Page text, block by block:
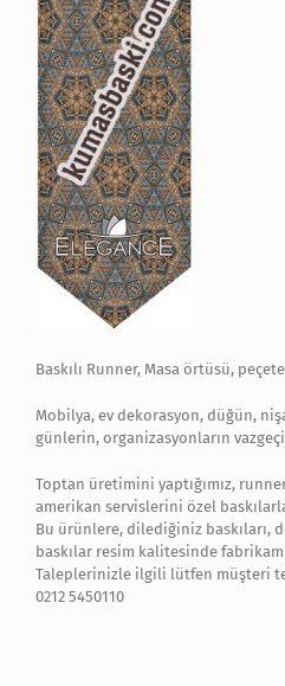
Baskılı Runner, Masa örtüsü,
Mobilya, ev dekorasyon, düğün,
günlerin, organizasyonların
Toptan üretimini yaptığımız,
amerikan servislerini özel
Bu ürünlere, dilediğiniz baskıları,
baskılar resim kalitesinde
Taleplerinizle ilgili lütfen müşteri
0212 5450110